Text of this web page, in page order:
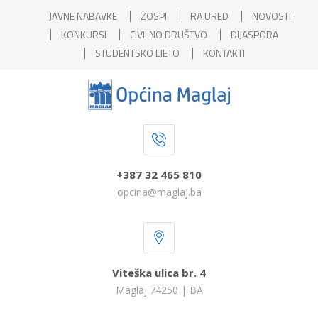
JAVNE NABAVKE ZOSPI RA URED
NOVOSTI
KONKURSI
CIVILNO DRUŠTVO
DIJASPORA
STUDENTSKO LJETO
KONTAKTI
+387 32 465 810
opcina@maglaj.ba
Viteška ulica br. 4
Maglaj 74250 | BA